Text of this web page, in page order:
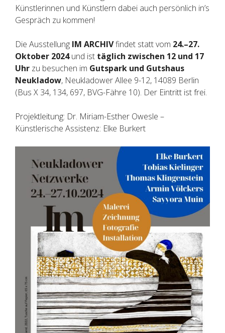
Künstlerinnen und Künstlern dabei auch persönlich in’s
Gespräch zu kommen!
Die Ausstellung IM ARCHIVfindet statt vom 24.–27.
Oktober 2024und ist täglich zwischen 12 und 17
Uhr zu besuchen im Gutspark und Gutshaus
Neukladow, Neukladower Allee 9-12, 14089 Berlin
(Bus X 34, 134, 697, BVG-Fähre 10). Der Eintritt ist frei.
Projektleitung: Dr. Miriam-Esther Owesle –
Künstlerische Assistenz: Elke Burkert